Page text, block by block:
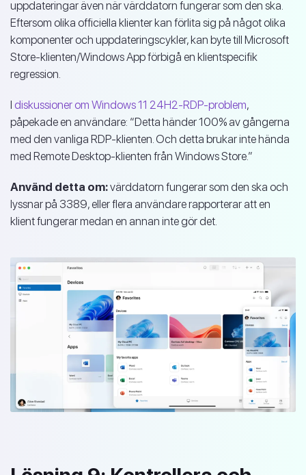
uppdateringar även när värddatorn fungerar som den ska.
Eftersom olika officiella klienter kan förlita sig på något olika
komponenter och uppdateringscykler, kan byte till Microsoft
Store-klienten/Windows App förbigå en klientspecifik
regression.
I diskussioner om Windows 11 24H2-RDP-problem,
påpekade en användare: “Detta händer 100% av gångerna
med den vanliga RDP-klienten. Och detta brukar inte hända
med Remote Desktop-klienten från Windows Store.”
Använd detta om:värddatorn fungerar som den ska och
lyssnar på 3389, eller flera användare rapporterar att en
klient fungerar medan en annan inte gör det.